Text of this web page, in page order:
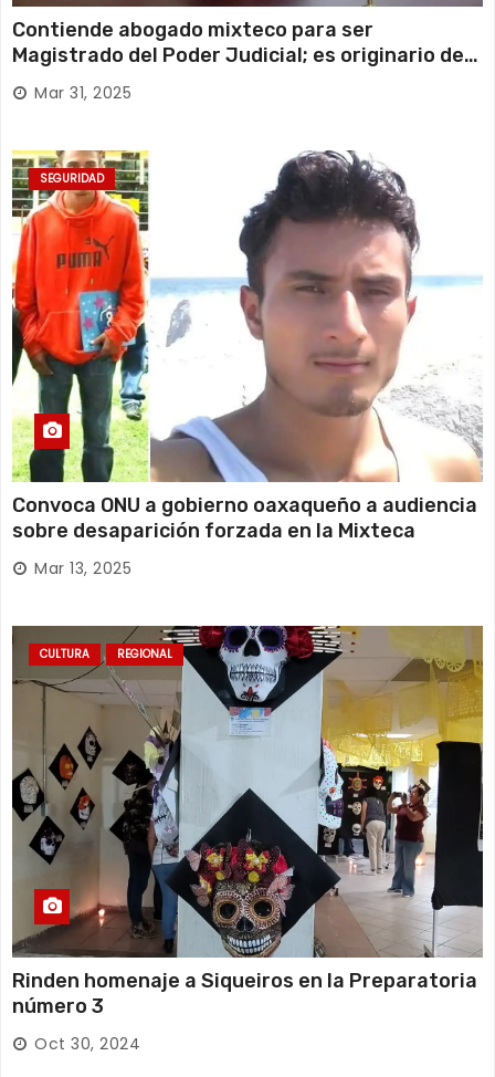
Contiende abogado mixteco para ser
Magistrado del Poder Judicial; es originario de
Huajuapan de León
Mar 31, 2025
SEGURIDAD
Convoca ONU a gobierno oaxaqueño a audiencia
sobre desaparición forzada en la Mixteca
Mar 13, 2025
CULTURA REGIONAL
Rinden homenaje a Siqueiros en la Preparatoria
número 3
Oct 30, 2024